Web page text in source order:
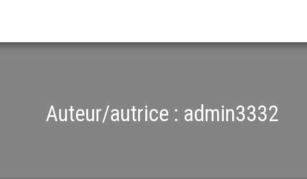
Auteur/autrice : admin3332